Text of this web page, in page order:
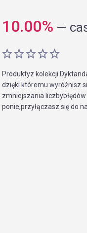
10.00% —
Produktyz kolekcji
dzięki któremu wyróżnisz
zmniejszania
ponie,przyłączasz się do